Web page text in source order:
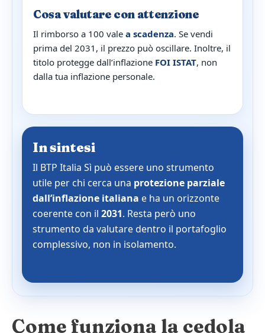
Cosa valutare con attenzione
Il rimborso a 100 vale a scadenza. Se vendi
prima del 2031, il prezzo può oscillare. Inoltre, il
titolo protegge dall’inflazione FOI ISTAT, non
dalla tua inflazione personale.
In sintesi
Il BTP Italia Sì può essere uno strumento
utile per chi cerca una protezione parziale
dall’inflazione italiana e ha un orizzonte
coerente con il 2031. Resta però uno
strumento da valutare dentro il portafoglio
complessivo, non in isolamento.
Come funziona la cedola